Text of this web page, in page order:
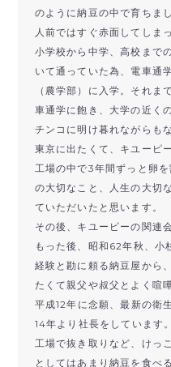
のように納豆の中で育ちま
人前ではすぐ赤面してしま
小学校から中学、高校まで
いて通っていた為、電車通
（農学部）に入学。それま
車通学に飽き、大学の近く
チンコに明け暮れながらも
東京に出たくて、キユーピ
工場の中で3年間ずっと卵
の大切なこと、人生の大切
ていただいたと思います。
その後、キユーピーの関連
もった後、昭和62年秋、小
経験と勘に頼る納豆屋から
たくて親父や叔父とよく喧
平成12年に念願、最新の衛
14年より社長をしています。
工場で抜き取りなど、けっ
としてはあまり納豆を食べ